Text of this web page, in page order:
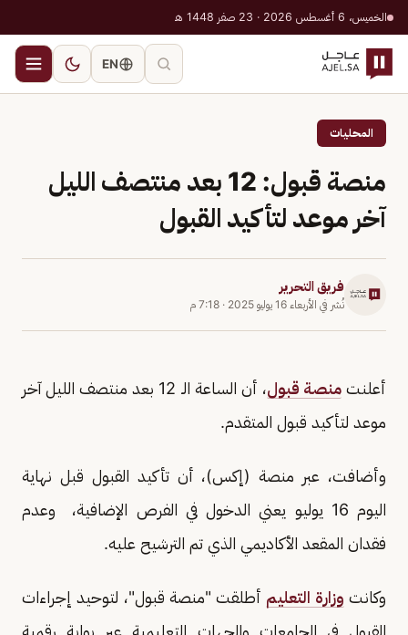
الخميس، 6 أغسطس 2026 · 23 صفر 1448 هـ
EN
المحليات
منصة قبول: 12 بعد منتصف الليل
آخر موعد لتأكيد القبول
فريق التحرير
نُشر في الأربعاء 16 يوليو 2025 · 7:18 م
أعلنتمنصة قبول
، أن الساعة الـ 12 بعد منتصف الليل آخر
موعد لتأكيد قبول المتقدم.
وأضافت، عبر منصة (إكس)، أن تأكيد القبول قبل نهاية
اليوم 16 يوليو يعني الدخول في الفرص الإضافية، وعدم
فقدان المقعد الأكاديمي الذي تم الترشيح عليه.
وكانت وزارة التعليم أطلقت "منصة قبول"، لتوحيد إجراءات
القبول في الجامعات والجهات التعليمية عبر بوابة رقمية